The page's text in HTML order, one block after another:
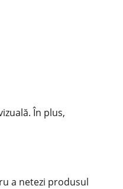
În plus,
a netezi produsul